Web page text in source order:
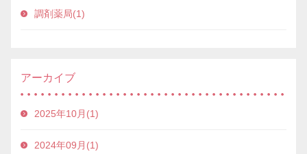
調剤薬局(1)
アーカイブ
2025年10月(1)
2024年09月(1)